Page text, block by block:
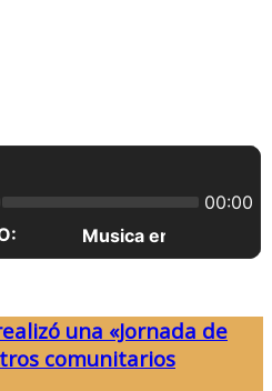
una «Jornada de
comunitarios